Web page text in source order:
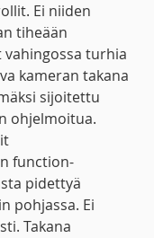
Ei niiden
tiheään
turhia
kameran takana
sijoitettu
ohjelmoitua.
function-
pidettyä
pohjassa. Ei
Takana